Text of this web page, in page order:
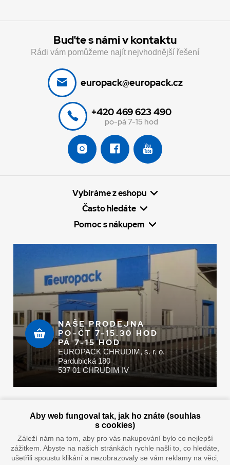
Buďte s námi v kontaktu
Rádi vám pomůžeme najít nejvhodnější řešení
europack@europack.cz
+420 469 623 490
po-pá 7-15 hod
Vybíráme z eshopu
Často hledáte
Pomoc s nákupem
NAŠE PRODEJNA
PO-ČT 7-15.30 HOD
PÁ 7-15 HOD
EUROPACK CHRUDIM, s. r. o.
Pardubická 180
537 01 CHRUDIM IV
Doprava vaším oblíbeným dopravcem
Aby web fungoval tak, jak ho znáte (souhlas
s cookies)
Záleží nám na tom, aby pro vás nakupování bylo co nejlepší
zážitkem. Abyste na našich stránkách rychle našli to, co hledáte,
ušetřili spoustu klikání a nezobrazovaly se vám reklamy na věci,